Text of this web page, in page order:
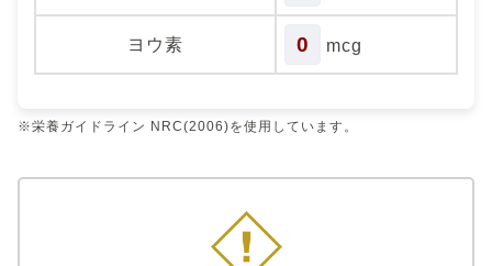
ヨウ素 0 mcg
※栄養ガイドライン NRC(2006)を使用しています。